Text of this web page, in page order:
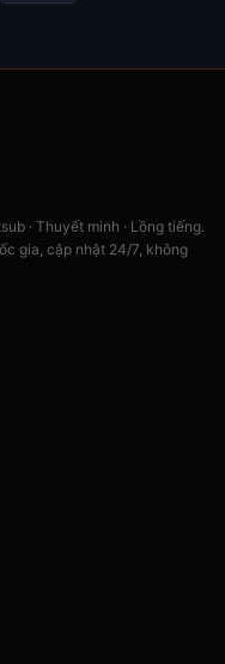
· Thuyết minh · Lồng tiếng.
gia, cập nhật 24/7, không